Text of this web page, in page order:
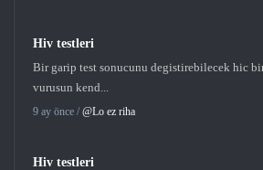
Hiv testleri
Bir garip test sonucunu degistirebilecek hic
vurusun kend...
9 ay önce / @Lo ez riha
Hiv testleri